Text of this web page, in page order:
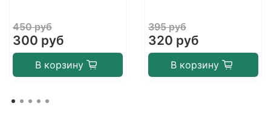
450 руб
300 руб
В корзину
395 руб
320 руб
В корзину